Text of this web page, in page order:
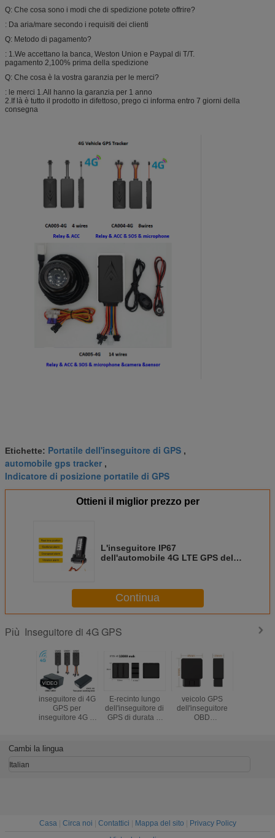
Q: Che cosa sono i modi che di spedizione potete offrire?
: Da aria/mare secondo i requisiti dei clienti
Q: Metodo di pagamento?
: 1.We accettano la banca, Weston Union e Paypal di T/T.
pagamento 2,100% prima della spedizione
Q: Che cosa è la vostra garanzia per le merci?
: le merci 1.All hanno la garanzia per 1 anno
2.If là è tutto il prodotto in difettoso, prego ci informa entro 7 giorni della
consegna
Etichette: Portatile dell'inseguitore di GPS ,
automobile gps tracker ,
Indicatore di posizione portatile di GPS
Ottieni il miglior prezzo per
L'inseguitore IP67
dell'automobile 4G LTE GPS della
Continua
Più Inseguitore di 4G GPS
inseguitore di 4G
GPS per
inseguitore 4G di
batteria del
magnete senza fili
E-recinto lungo
dell'inseguitore di
GPS di durata di
veicolo GPS
dell'inseguitore
OBD
Cambi la lingua
Italian
Casa| Circa noi Contattici Mappa del sito
Privacy Policy